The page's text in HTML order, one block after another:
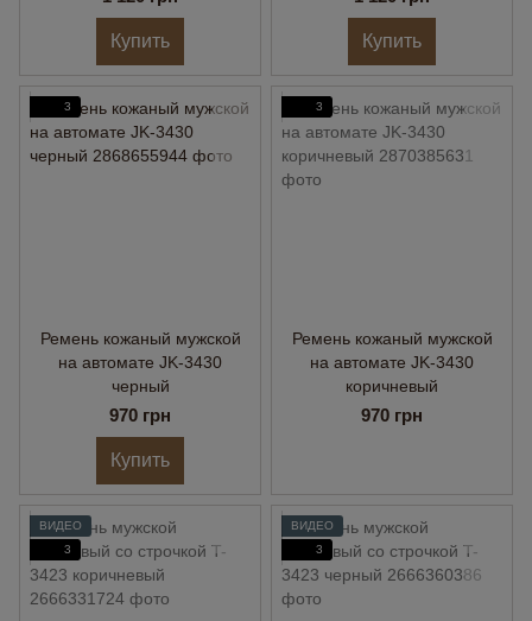
Купить Купить
3
Ремень кожаный мужской
на автомате JK-3430
черный
970 грн
Купить
3
Ремень кожаный мужской
на автомате JK-3430
коричневый
970 грн
ВИДЕО
3
ВИДЕО
3